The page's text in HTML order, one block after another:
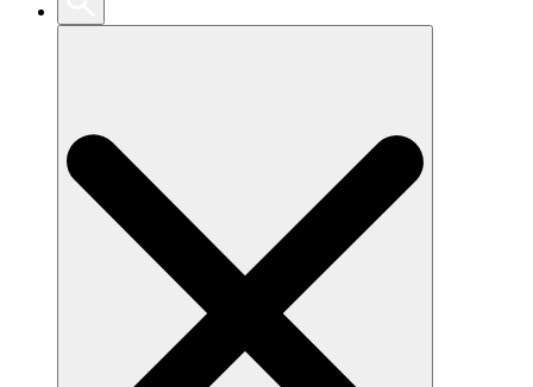
Search